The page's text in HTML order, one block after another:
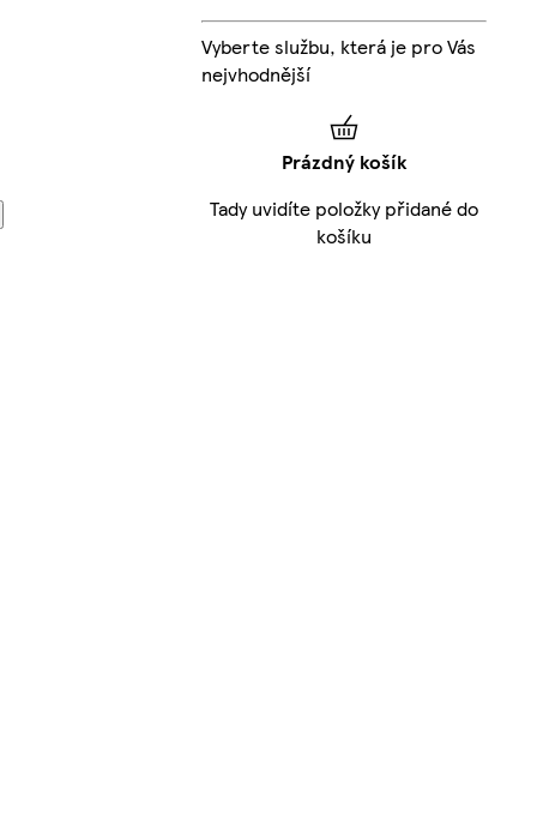
Vyberte službu, která je pro Vás
nejvhodnější
Prázdný košík
Tady uvidíte položky přidané do
košíku